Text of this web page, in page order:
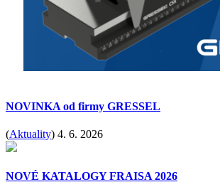
NOVINKA od firmy GRESSEL
(Aktuality) 4. 6. 2026
NOVÉ KATALOGY FRAISA 2026